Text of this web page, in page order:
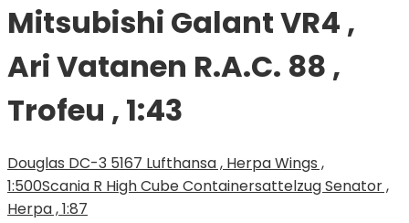
Mitsubishi Galant VR4 ,
Ari Vatanen R.A.C. 88 ,
Trofeu , 1:43
Douglas DC-3 5167 Lufthansa , Herpa Wings ,
1:500Scania R High Cube Containersattelzug Senator ,
Herpa , 1:87